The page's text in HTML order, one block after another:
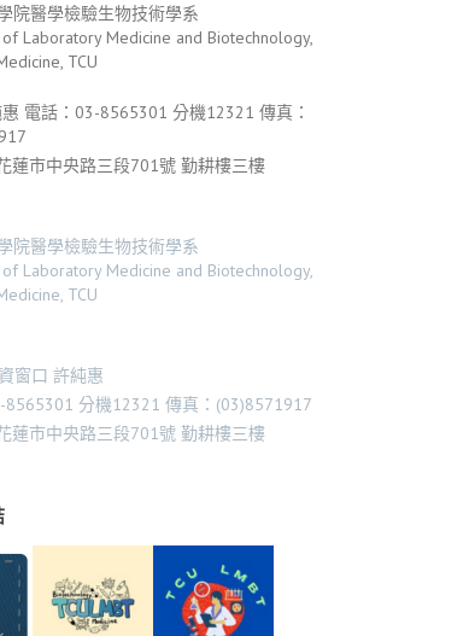
字:
院醫學檢驗生物技術學系
Laboratory Medicine and Biotechnology,
TCU
電話：03-8565301 分機12321 傳真：
蓮市中央路三段701號 勤耕樓三樓
院醫學檢驗生物技術學系
Laboratory Medicine and Biotechnology,
TCU
窗口 許純惠
8565301 分機12321 傳真：(03)8571917
蓮市中央路三段701號 勤耕樓三樓